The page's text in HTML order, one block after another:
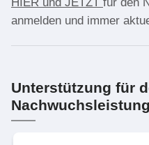
HIER und JETZT für den
anmelden und immer
Unterstützung für